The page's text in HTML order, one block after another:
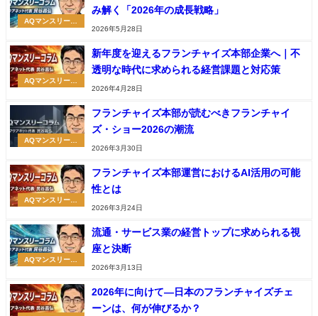
AQマンスリーコ
み解く「2026年の成長戦略」
2026年5月28日
AQマンスリーコ
新年度を迎えるフランチャイズ本部企業へ｜不
透明な時代に求められる経営課題と対応策
2026年4月28日
AQマンスリーコ
フランチャイズ本部が読むべきフランチャイ
ズ・ショー2026の潮流
2026年3月30日
AQマンスリーコ
フランチャイズ本部運営におけるAI活用の可能
性とは
2026年3月24日
AQマンスリーコ
流通・サービス業の経営トップに求められる視
座と決断
2026年3月13日
2026年に向けて―日本のフランチャイズチェ
ーンは、何が伸びるか？